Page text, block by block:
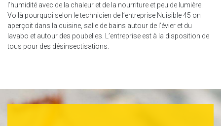
l’humidité avec de la chaleur et de la nourriture et peu de lumière.
Voilà pourquoi selon le technicien de l’entreprise Nuisible 45 on
aperçoit dans la cuisine, salle de bains autour de l’évier et du
lavabo et autour des poubelles. L’entreprise est à la disposition de
tous pour des désinsectisations.